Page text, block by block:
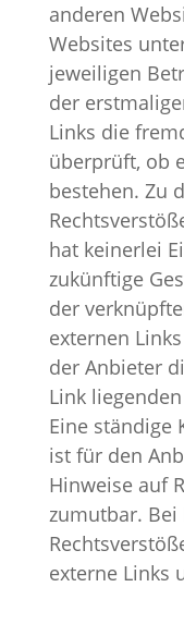
anderen
Websites
jeweiligen
der
Links die
überprüft, ob
bestehen. Zu
hat keinerlei
zukünftige
der
externen
der Anbieter
Link
Eine ständige
ist für den
Hinweise auf
zumutbar. Bei
externe Links